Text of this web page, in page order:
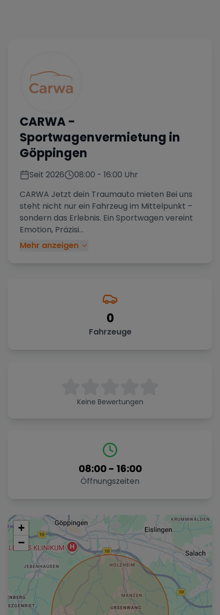
CARWA -
Sportwagenvermietung in
Göppingen
Seit 2026 08:00 - 16:00 Uhr
CARWA Jetzt dein Traumauto mieten Bei uns
steht nicht nur ein Fahrzeug im Mittelpunkt –
sondern das Erlebnis. Ein Sportwagen vereint
Emotion, Präzisi...
Mehr anzeigen
0
Fahrzeuge
Keine Bewertungen
08:00- 16:00
Öffnungszeiten
+
−